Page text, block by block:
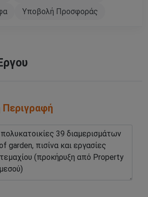
Υποβολή Προσφοράς
Περιγραφή